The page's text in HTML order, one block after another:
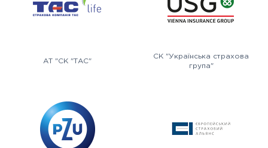
АТ "СК "ТАС"
СК "Українська страхова
група"